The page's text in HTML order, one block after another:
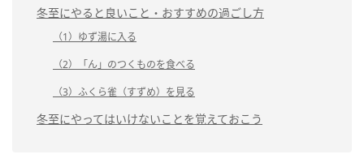
冬至にやると良いこと・おすすめの過ごし方
（1）ゆず湯に入る
（2）「ん」のつくものを食べる
（3）ふくら雀（すずめ）を見る
冬至にやってはいけないことを覚えておこう